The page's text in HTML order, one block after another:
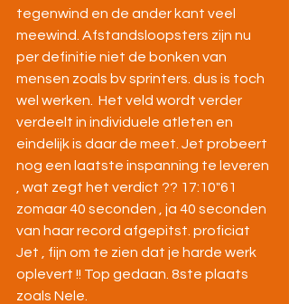
tegenwind en de ander kant veel
meewind. Afstandsloopsters zijn nu
per definitie niet de bonken van
mensen zoals bv sprinters. dus is toch
wel werken.  Het veld wordt verder
verdeelt in individuele atleten en
eindelijk is daar de meet. Jet probeert
nog een laatste inspanning te leveren
, wat zegt het verdict ?? 17:10"61
zomaar 40 seconden , ja 40 seconden
van haar record afgepitst. proficiat
Jet , fijn om te zien dat je harde werk
oplevert !! Top gedaan. 8ste plaats
zoals Nele.